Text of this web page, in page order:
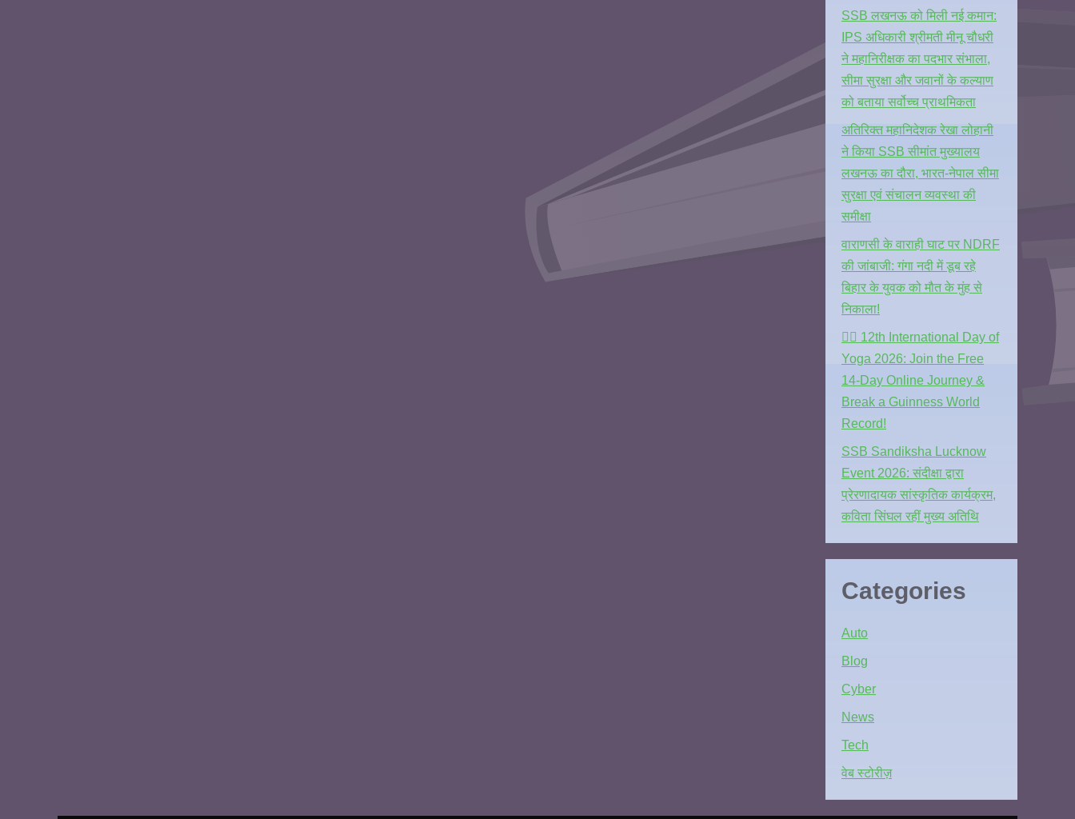
SSB लखनऊ को मिली नई कमान:
IPS अधिकारी श्रीमती मीनू चौधरी
ने महानिरीक्षक का पदभार संभाला,
सीमा सुरक्षा और जवानों के कल्याण
को बताया सर्वोच्च प्राथमिकता
अतिरिक्त महानिदेशक रेखा लोहानी
ने किया SSB सीमांत मुख्यालय
लखनऊ का दौरा, भारत-नेपाल सीमा
सुरक्षा एवं संचालन व्यवस्था की
समीक्षा
वाराणसी के वाराही घाट पर NDRF
की जांबाजी: गंगा नदी में डूब रहे
बिहार के युवक को मौत के मुंह से
निकाला!
🧘‍♂️ 12th International Day of
Yoga 2026: Join the Free
14-Day Online Journey &
Break a Guinness World
Record!
SSB Sandiksha Lucknow
Event 2026: संदीक्षा द्वारा
प्रेरणादायक सांस्कृतिक कार्यक्रम,
कविता सिंघल रहीं मुख्य अतिथि
Categories
Auto
Blog
Cyber
News
Tech
वेब स्टोरीज़